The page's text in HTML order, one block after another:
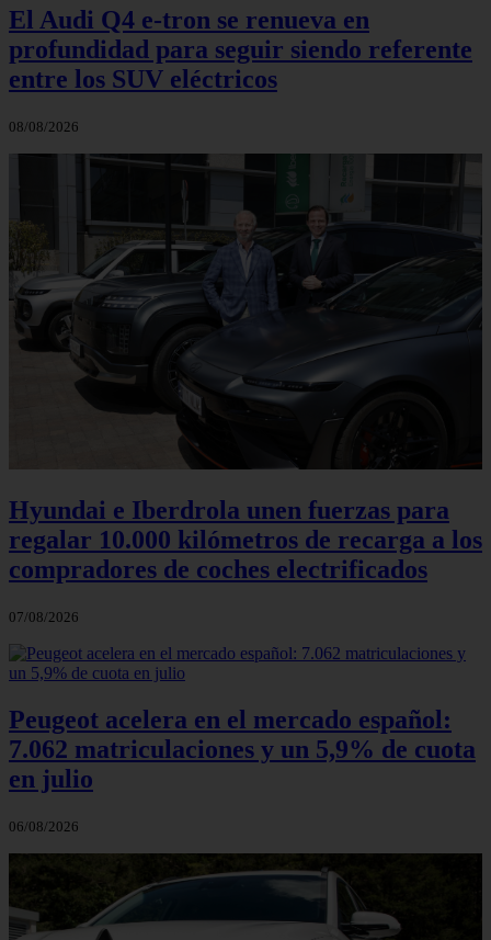
El Audi Q4 e-tron se renueva en
profundidad para seguir siendo referente
entre los SUV eléctricos
08/08/2026
Hyundai e Iberdrola unen fuerzas para
regalar 10.000 kilómetros de recarga a los
compradores de coches electrificados
07/08/2026
Peugeot acelera en el mercado español:
7.062 matriculaciones y un 5,9% de cuota
en julio
06/08/2026